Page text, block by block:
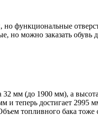
но функциональные
но можно заказать обувь
32 мм (до 1900 мм), а
и теперь достигает
топливного бака тоже